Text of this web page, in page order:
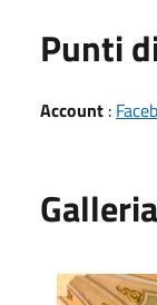
Punti
Account :
Parrocchia